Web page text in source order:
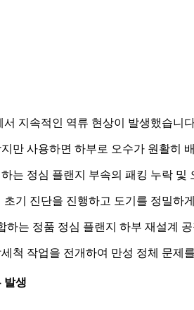
지속적인 역류 현상이 발생했습니
만 사용하면 하부로 오수가 원활히
는 정심 플랜지 부속의 패킹 누락 및
기 진단을 진행하고 도기를 정밀하
는 정품 정심 플랜지 하부 재설계
척 작업을 전개하여 만성 정체 문제
발생